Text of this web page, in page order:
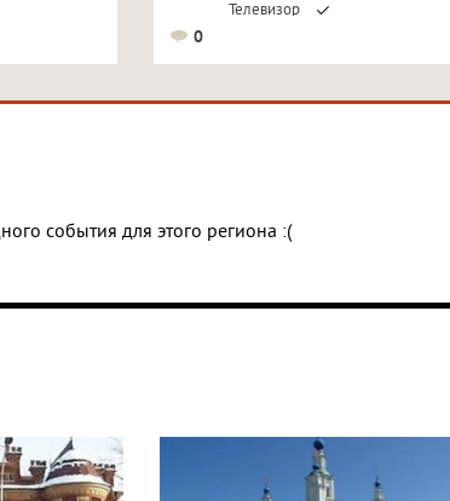
Телевизор
0
события для этого региона :(